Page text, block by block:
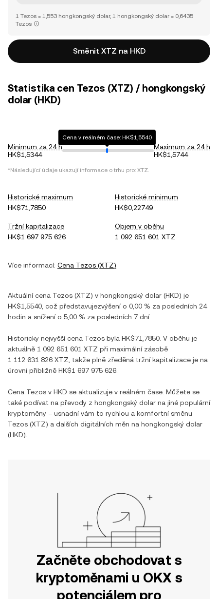
1 Tezos = 1,553 hongkongský dolar, 1 hongkongský dolar = 0,6435
Tezos
Směnit XTZ na HKD
Statistika cen Tezos (XTZ) / hongkongský
dolar (HKD)
Minimum za 24 h
HK$1,5344
Cena v reálném čase: HK$1,5540
Maximum za 24 h
HK$1,5744
*Následující údaje ukazují informace o trhu pro: XTZ.
Historické maximum
HK$71,7850
Historické minimum
HK$0,22749
Tržní kapitalizace
HK$1 697 975 626
Objem v oběhu
1 092 651 601 XTZ
Více informací: Cena Tezos (XTZ)
Aktuální cena Tezos (XTZ) v hongkongský dolar (HKD) je
HK$1,5540 , což představujezvýšenío 0,00 % za posledních 24
hodin a sníženío 5,00 % za posledních 7 dní.
Historicky nejvyšší cena Tezos byla HK$71,7850 . V oběhu je
aktuálně 1 092 651 601 XTZ při maximální zásobě
1 112 631 826 XTZ , takže plně zředěná tržní kapitalizace je na
úrovni přibližně HK$1 697 975 626
Cena Tezos v HKD se aktualizuje v reálném čase. Můžete se
také podívat na převody z hongkongský dolar na jiné populární
kryptoměny – usnadní vám to rychlou a komfortní směnu
Tezos (XTZ) a dalších digitálních měn na hongkongský dolar
(HKD).
Začněte obchodovat s
kryptoměnami u OKX s
potenciálem pro